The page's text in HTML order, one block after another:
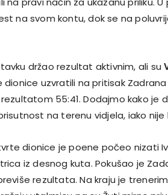
na svom kontu, dok se na
držao rezultat aktivnim, ali su
dionice uzvratili na pritisak
55:41. Dodajmo kako je
na terenu vidjela, iako nije
dionice je poene počeo nizati
iz desnog kuta. Pokušao je
rezultata. Na kraju je